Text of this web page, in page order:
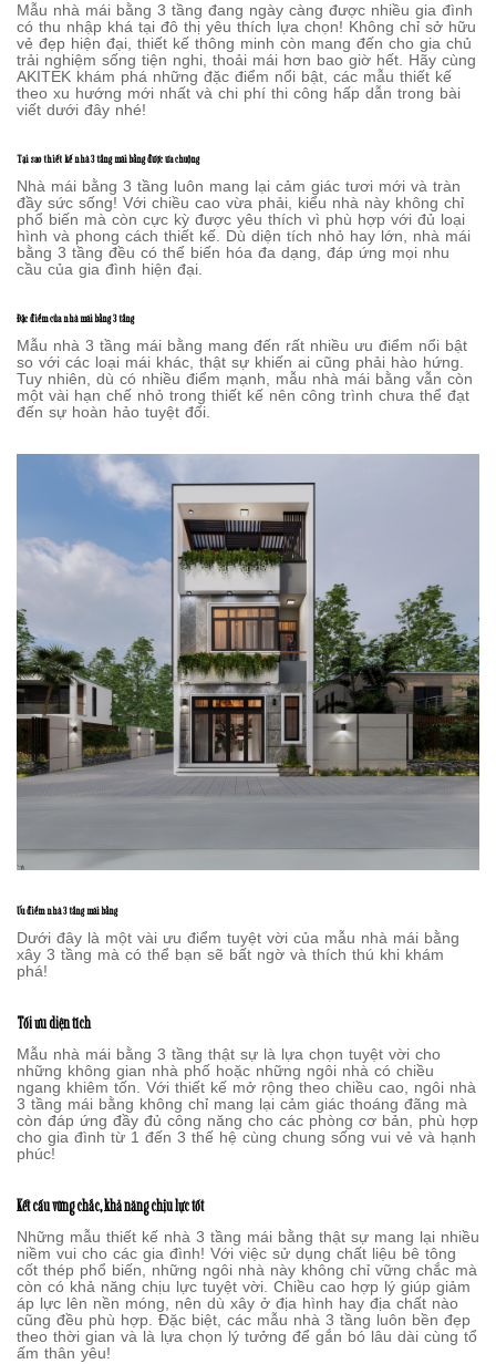
Mẫu nhà mái bằng 3 tầng đang ngày càng được nhiều gia đình
có thu nhập khá tại đô thị yêu thích lựa chọn! Không chỉ sở hữu
vẻ đẹp hiện đại, thiết kế thông minh còn mang đến cho gia chủ
trải nghiệm sống tiện nghi, thoải mái hơn bao giờ hết. Hãy cùng
AKITEK khám phá những đặc điểm nổi bật, các mẫu thiết kế
theo xu hướng mới nhất và chi phí thi công hấp dẫn trong bài
viết dưới đây nhé!
Tại sao thiết kế nhà 3 tầng mái bằng được ưa chuộng
Nhà mái bằng 3 tầng luôn mang lại cảm giác tươi mới và tràn
đầy sức sống! Với chiều cao vừa phải, kiểu nhà này không chỉ
phổ biến mà còn cực kỳ được yêu thích vì phù hợp với đủ loại
hình và phong cách thiết kế. Dù diện tích nhỏ hay lớn, nhà mái
bằng 3 tầng đều có thể biến hóa đa dạng, đáp ứng mọi nhu
cầu của gia đình hiện đại.
Đặc điểm của nhà mái bằng 3 tầng
Mẫu nhà 3 tầng mái bằng mang đến rất nhiều ưu điểm nổi bật
so với các loại mái khác, thật sự khiến ai cũng phải hào hứng.
Tuy nhiên, dù có nhiều điểm mạnh, mẫu nhà mái bằng vẫn còn
một vài hạn chế nhỏ trong thiết kế nên công trình chưa thể đạt
đến sự hoàn hảo tuyệt đối.
Ưu điểm nhà 3 tầng mái bằng
Dưới đây là một vài ưu điểm tuyệt vời của mẫu nhà mái bằng
xây 3 tầng mà có thể bạn sẽ bất ngờ và thích thú khi khám
phá!
Tối ưu diện tích
Mẫu nhà mái bằng 3 tầng thật sự là lựa chọn tuyệt vời cho
những không gian nhà phố hoặc những ngôi nhà có chiều
ngang khiêm tốn. Với thiết kế mở rộng theo chiều cao, ngôi nhà
3 tầng mái bằng không chỉ mang lại cảm giác thoáng đãng mà
còn đáp ứng đầy đủ công năng cho các phòng cơ bản, phù hợp
cho gia đình từ 1 đến 3 thế hệ cùng chung sống vui vẻ và hạnh
phúc!
Kết cấu vững chắc, khả năng chịu lực tốt
Những mẫu thiết kế nhà 3 tầng mái bằng thật sự mang lại nhiều
niềm vui cho các gia đình! Với việc sử dụng chất liệu bê tông
cốt thép phổ biến, những ngôi nhà này không chỉ vững chắc mà
còn có khả năng chịu lực tuyệt vời. Chiều cao hợp lý giúp giảm
áp lực lên nền móng, nên dù xây ở địa hình hay địa chất nào
cũng đều phù hợp. Đặc biệt, các mẫu nhà 3 tầng luôn bền đẹp
theo thời gian và là lựa chọn lý tưởng để gắn bó lâu dài cùng tổ
ấm thân yêu!